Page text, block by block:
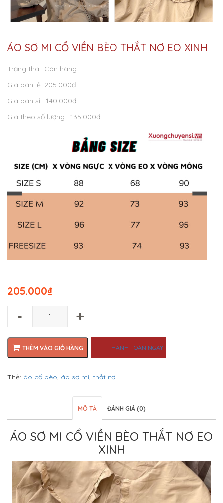
ÁO SƠ MI CỔ VIỀN BÈO THẮT NƠ EO XINH
Trạng thái: Còn hàng
Giá bán lẻ: 205.000đ
Giá bán sỉ : 140.000đ
Giá theo số lượng : 135.000đ
₫
205.000
- +
THÊM VÀO GIỎ HÀNG THANH TOÁN NGAY
Thẻ: áo cổ bèo, áo sơ mi, thắt nơ
MÔ TẢ ĐÁNH GIÁ (0)
ÁO SƠ MI CỔ VIỀN BÈO THẮT NƠ EO
XINH